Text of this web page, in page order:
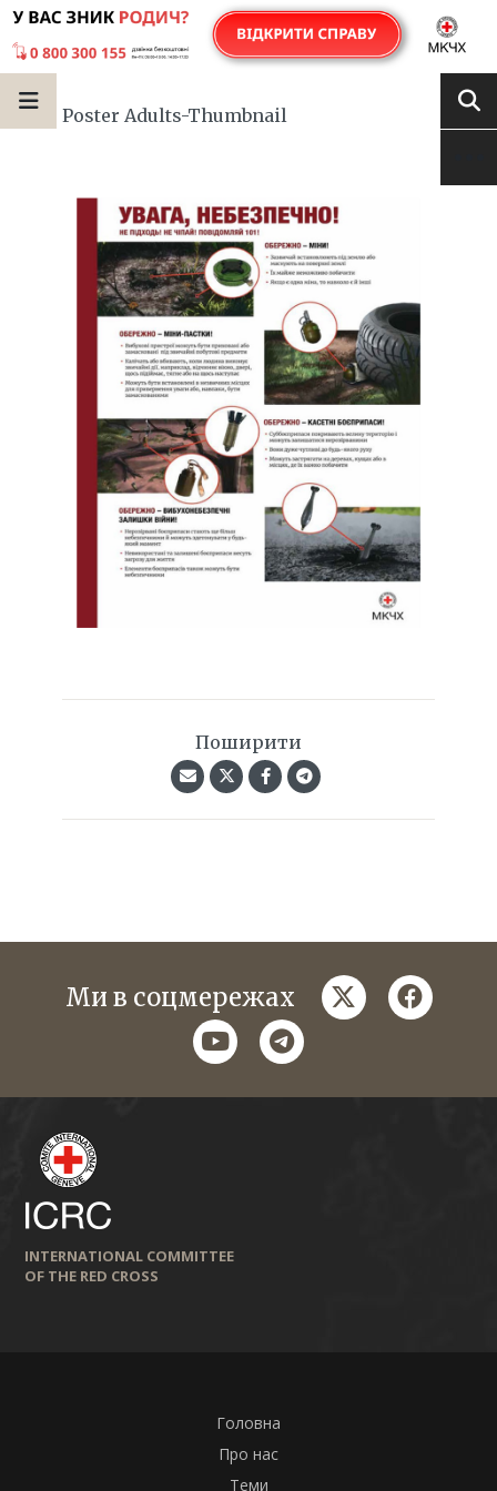
Poster Adults-Thumbnail
Поширити
Ми в соцмережах twitter
youtubetelegram
INTERNATIONAL COMMITTEE
OF THE RED CROSS
Головна
Про нас
Теми